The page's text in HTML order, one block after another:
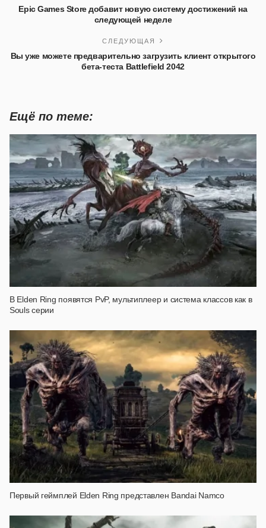
Epic Games Store добавит новую систему достижений на
следующей неделе
СЛЕДУЮЩАЯ
Вы уже можете предварительно загрузить клиент открытого
бета-теста Battlefield 2042
Ещё по теме:
В Elden Ring появятся PvP, мультиплеер и система классов как в
Souls серии
Первый геймплей Elden Ring представлен Bandai Namco